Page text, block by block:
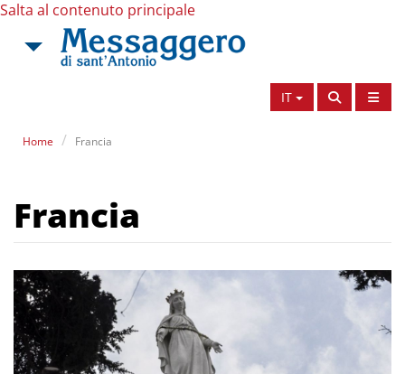
Salta al contenuto principale
IT
Home Francia
Francia